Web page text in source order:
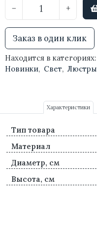
− +
Заказ в один клик
Находится в категориях:
Новинки, Свет, Люстры
Характеристики
Тип товара
Материал
Диаметр, см
Высота, см